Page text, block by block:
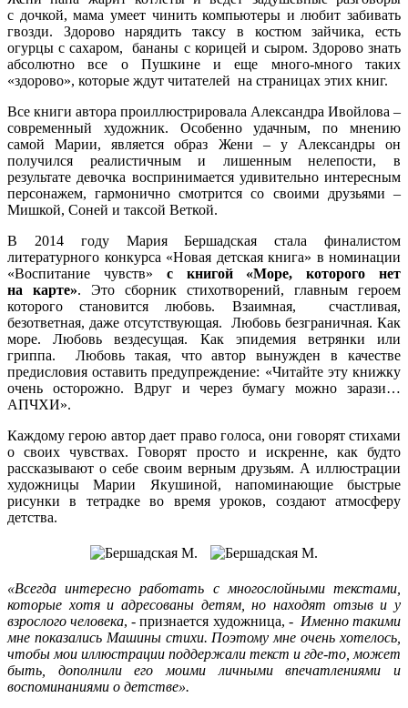
с дочкой, мама умеет чинить компьютеры и любит забивать
гвозди. Здорово нарядить таксу в костюм зайчика, есть
огурцы с сахаром, бананы с корицей и сыром. Здорово знать
абсолютно все о Пушкине и еще много-много таких
«здорово», которые ждут читателей на страницах этих книг.
Все книги автора проиллюстрировала Александра Ивойлова –
современный художник. Особенно удачным, по мнению
самой Марии, является образ Жени – у Александры он
получился реалистичным и лишенным нелепости, в
результате девочка воспринимается удивительно интересным
персонажем, гармонично смотрится со своими друзьями –
Мишкой, Соней и таксой Веткой.
В 2014 году Мария Бершадская стала финалистом
литературного конкурса «Новая детская книга» в номинации
«Воспитание чувств» с книгой «Море, которого нет
на карте». Это сборник стихотворений, главным героем
которого становится любовь. Взаимная, счастливая,
безответная, даже отсутствующая. Любовь безграничная. Как
море. Любовь вездесущая. Как эпидемия ветрянки или
гриппа. Любовь такая, что автор вынужден в качестве
предисловия оставить предупреждение: «Читайте эту книжку
очень осторожно. Вдруг и через бумагу можно зарази…
АПЧХИ».
Каждому герою автор дает право голоса, они говорят стихами
о своих чувствах. Говорят просто и искренне, как будто
рассказывают о себе своим верным друзьям. А иллюстрации
художницы Марии Якушиной, напоминающие быстрые
рисунки в тетрадке во время уроков, создают атмосферу
детства.
«Всегда интересно работать с многослойными текстами,
которые хотя и адресованы детям, но находят отзыв и у
взрослого человека, - признается художница, - Именно такими
мне показались Машины стихи. Поэтому мне очень хотелось,
чтобы мои иллюстрации поддержали текст и где-то, может
быть, дополнили его моими личными впечатлениями и
воспоминаниями о детстве».